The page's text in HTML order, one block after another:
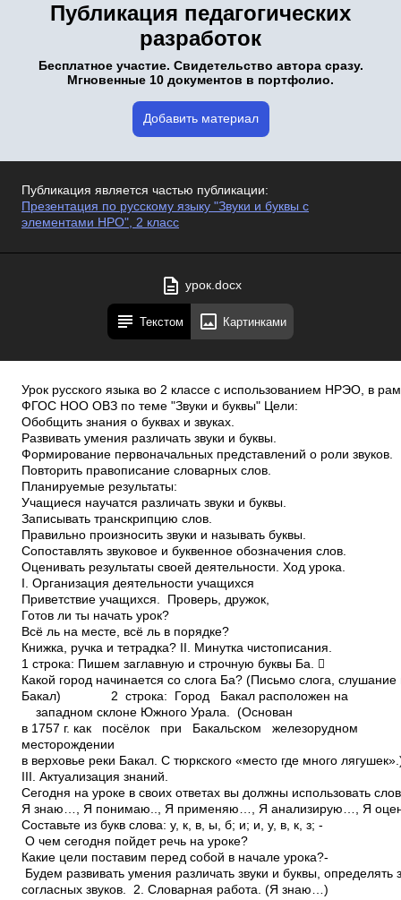
Публикация педагогических
разработок
Бесплатное участие. Свидетельство автора сразу.
Мгновенные 10 документов в портфолио.
Добавить материал
Публикация является частью публикации:
Презентация по русскому языку "Звуки и буквы с
элементами НРО", 2 класс
урок.docx
Текстом Картинками
Урок русского языка во 2 классе с использованием НРЭО, в
ФГОС НОО ОВЗ по теме "Звуки и буквы" Цели:
Обобщить знания о буквах и звуках.
Развивать умения различать звуки и буквы.
Формирование первоначальных представлений о роли звуков.
Повторить правописание словарных слов.
Планируемые результаты:
Учащиеся научатся различать звуки и буквы.
Записывать транскрипцию слов.
Правильно произносить звуки и называть буквы.
Сопоставлять звуковое и буквенное обозначения слов.
Оценивать результаты своей деятельности. Ход урока.
I. Организация деятельности учащихся
Приветствие учащихся. ­ Проверь, дружок,
Готов ли ты начать урок?
Всё ль на месте, всё ль в порядке?
Книжка, ручка и тетрадка? II. Минутка чистописания.
1 строка: Пишем заглавную и строчную буквы Ба. 
Какой город начинается со слога Ба? (Письмо слога, слушание
Бакал) 2 строка: Город Бакал расположен на
западном склоне Южного Урала. (Основан
в 1757 г. как посёлок при Бакальском железорудном
месторождении
в верховье реки Бакал. С тюркского «место где много
III. Актуализация знаний.
Сегодня на уроке в своих ответах вы должны использовать
Я знаю…, Я понимаю.., Я применяю…, Я анализирую…, Я
Составьте из букв слова: у, к, в, ы, б; и; и, у, в, к, з; ­
О чем сегодня пойдет речь на уроке?
Какие цели поставим перед собой в начале урока?­
Будем развивать умения различать звуки и буквы, определять
согласных звуков. 2. Словарная работа. (Я знаю…)